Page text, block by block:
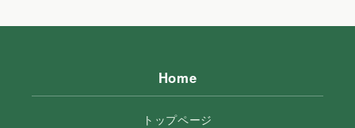
Home
トップページ